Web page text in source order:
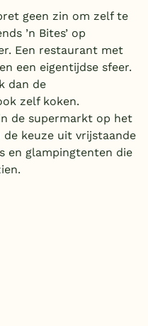
geen zin om zelf te
’n Bites’ op
Een restaurant met
een eigentijdse sfeer.
dan de
zelf koken.
de supermarkt op het
keuze uit vrijstaande
en glampingtenten die